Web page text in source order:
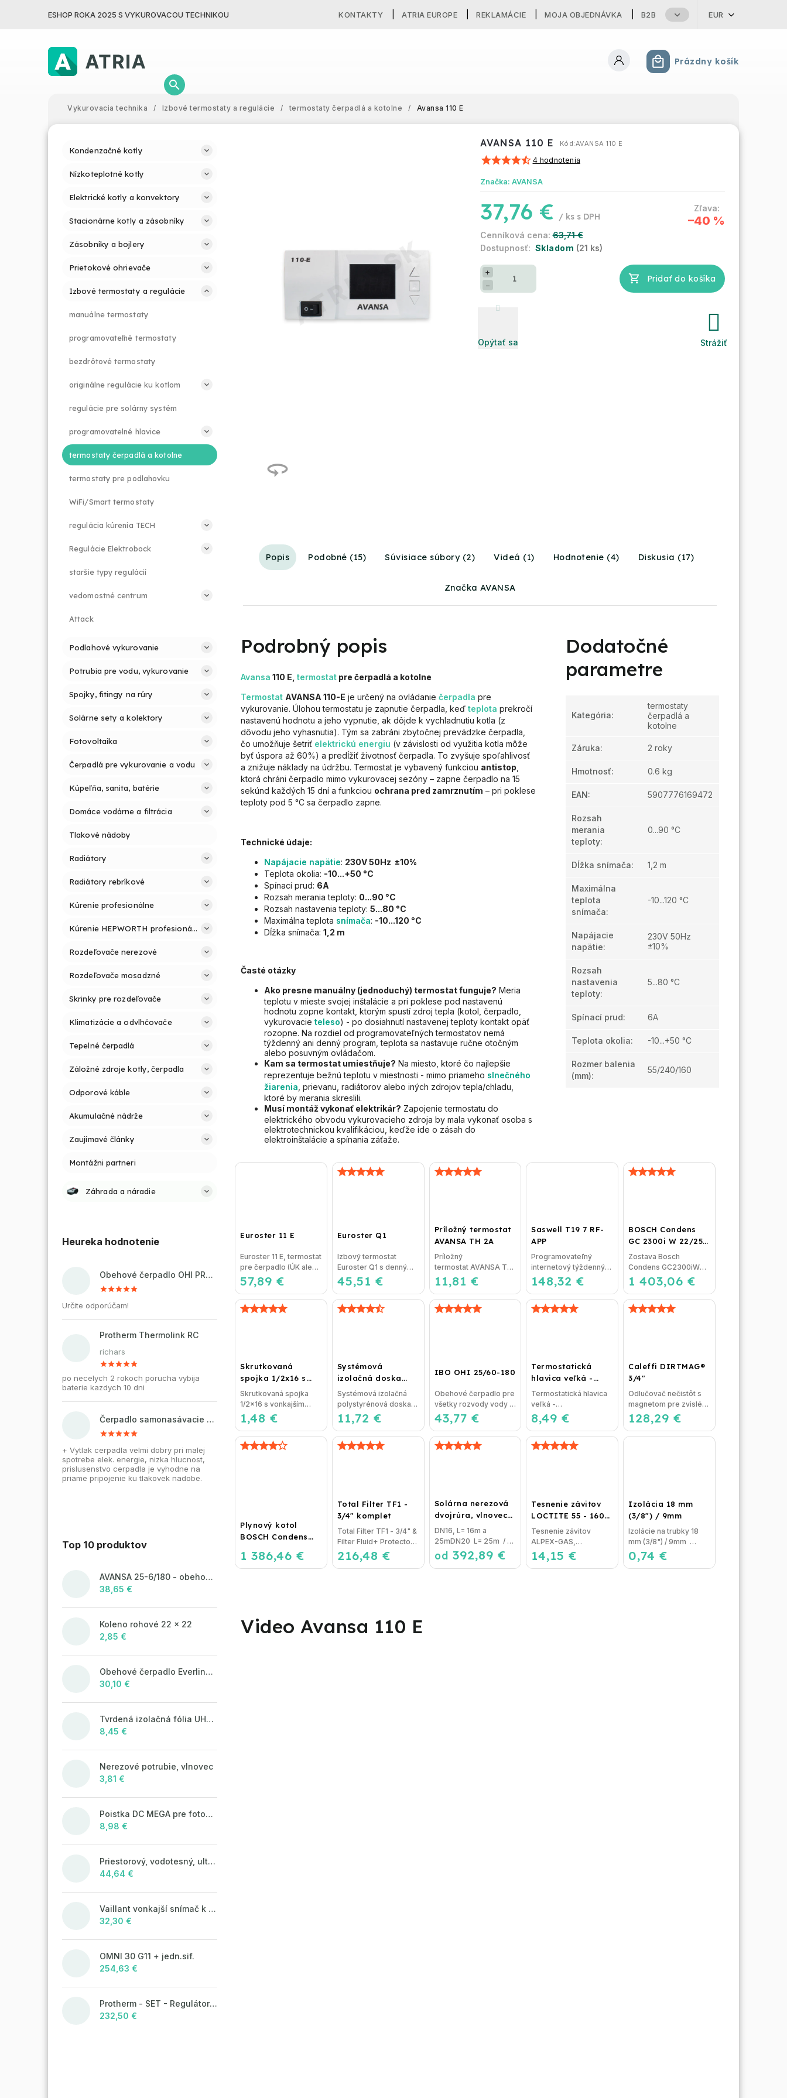
ESHOP ROKA 2025 S VYKUROVACOU TECHNIKOU KONTAKTY ATRIA EUROPE REKLAMÁCIE MOJA OBJEDNÁVKA B2B EUR
Nákupný košík
Prázdny košík
Vykurovacia technika / Izbové termostaty a regulácie / termostaty čerpadlá a kotolne / Avansa 110 E
Kondenzačné kotly
Nízkoteplotné kotly
Elektrické kotly a konvektory
Stacionárne kotly a zásobníky
Zásobníky a bojlery
Prietokové ohrievače
Izbové termostaty a regulácie
manuálne termostaty
programovateľné termostaty
bezdrôtové termostaty
originálne regulácie ku kotlom
regulácie pre solárny systém
programovatelné hlavice
termostaty čerpadlá a kotolne
termostaty pre podlahovku
WiFi/Smart termostaty
regulácia kúrenia TECH
Regulácie Elektrobock
staršie typy regulácií
vedomostné centrum
Attack
Podlahové vykurovanie
Potrubia pre vodu, vykurovanie
Spojky, fitingy na rúry
Solárne sety a kolektory
Fotovoltaika
Čerpadlá pre vykurovanie a vodu
Kúpeľňa, sanita, batérie
Domáce vodárne a filtrácia
Tlakové nádoby
Radiátory
Radiátory rebríkové
Kúrenie profesionálne
Kúrenie HEPWORTH profesionálne a jednoducho
Rozdeľovače nerezové
Rozdeľovače mosadzné
Skrinky pre rozdeľovače
Klimatizácie a odvlhčovače
Tepelné čerpadlá
Záložné zdroje kotly, čerpadla
Odporové káble
Akumulačné nádrže
Zaujímavé články
Montážni partneri
Záhrada a náradie
Heureka hodnotenie
Obehové čerpadlo OHI PRO 32-60/180 pre kúrenie a cirkuláciu vody
Určite odporúčam!
Protherm Thermolink RC
richars
po necelych 2 rokoch porucha vybija
baterie kazdych 10 dni
Čerpadlo samonasávacie WZI 750 na vodu, povrchové, liatinové
+ Vytlak cerpadla velmi dobry pri malej
spotrebe elek. energie, nizka hlucnost,
prislusenstvo cerpadla je vyhodne na
priame pripojenie ku tlakovek nadobe.
Top 10 produktov
AVANSA 25-6/180 - obehové čerpadlo, pripojovací závit 6/4"
38,65 €
Koleno rohové 22 x 22
2,85 €
Obehové čerpadlo Everline 25/4/180
30,10 €
Tvrdená izolačná fólia UHP50 (STIROTERMAL SOLO)
8,45 €
Nerezové potrubie, vlnovec
3,81 €
Poistka DC MEGA pre fotovoltaické systémy 125A/80V
8,98 €
Priestorový, vodotesný, ultrazvukový plašič na kuny, myši a potkany DRAGON ULTRASONIC CH360 - napájanie na batérie 4xAA
44,64 €
Vaillant vonkajší snímač k ekvitermickým reguláciám
32,30 €
OMNI 30 G11 + jedn.sif.
254,63 €
Protherm - SET - Regulátor MiGo Select + brána MiGo Link
232,50 €
AVANSA 110 E Kód:AVANSA 110 E
4 hodnotenia
Značka: AVANSA
63,71 €
–40 %
37,76 € / ks
Skladom (21 ks)
+
−
Pridať do košíka
Opýtať sa Strážiť
Popis Podobné (15) Súvisiace súbory (2) Videá (1) Hodnotenie (4) Diskusia (17)
Značka AVANSA
Podrobný popis
Avansa 110 E, termostat pre čerpadlá a kotolne
Termostat AVANSA 110-E je určený na ovládanie čerpadla pre
vykurovanie. Úlohou termostatu je zapnutie čerpadla, keď teplota prekročí
nastavenú hodnotu a jeho vypnutie, ak dôjde k vychladnutiu kotla (z
dôvodu jeho vyhasnutia). Tým sa zabráni zbytočnej prevádzke čerpadla,
čo umožňuje šetriť elektrickú energiu (v závislosti od využitia kotla môže
byť úspora až 60%) a predĺžiť životnosť čerpadla. To zvyšuje spoľahlivosť
a znižuje náklady na údržbu. Termostat je vybavený funkciou antistop
ktorá chráni čerpadlo mimo vykurovacej sezóny – zapne čerpadlo na 15
sekúnd každých 15 dní a funkciou ochrana pred zamrznutím – pri poklese
teploty pod 5 °C sa čerpadlo zapne.
Technické údaje:
Napájacie napätie: 230V 50Hz ±10%
Teplota okolia: -10...+50 °C
Spínací prud: 6A
Rozsah merania teploty: 0...90 °C
Rozsah nastavenia teploty: 5...80 °C
Maximálna teplota snímača: -10...120 °C
Dĺžka snímača: 1,2 m
Časté otázky
Ako presne manuálny (jednoduchý) termostat funguje? Meria
teplotu v mieste svojej inštalácie a pri poklese pod nastavenú
hodnotu zopne kontakt, ktorým spustí zdroj tepla (kotol, čerpadlo,
vykurovacie teleso) - po dosiahnutí nastavenej teploty kontakt opäť
rozopne. Na rozdiel od programovateľných termostatov nemá
týždenný ani denný program, teplota sa nastavuje ručne otočným
alebo posuvným ovládačom.
Kam sa termostat umiestňuje? Na miesto, ktoré čo najlepšie
reprezentuje bežnú teplotu v miestnosti - mimo priameho slnečného
žiarenia , prievanu, radiátorov alebo iných zdrojov tepla/chladu,
ktoré by merania skreslili.
Musí montáž vykonať elektrikár? Zapojenie termostatu do
elektrického obvodu vykurovacieho zdroja by mala vykonať osoba s
elektrotechnickou kvalifikáciou, keďže ide o zásah do
elektroinštalácie a spínania záťaže.
Dodatočné
parametre
Kategória:
termostaty
čerpadlá a
kotolne
Záruka: 2 roky
Hmotnosť: 0.6 kg
EAN: 5907776169472
Rozsah
merania
teploty:
0...90 °C
Dĺžka snímača: 1,2 m
Maximálna
teplota
snímača:
-10...120 °C
Napájacie
napätie:
230V 50Hz
±10%
Rozsah
nastavenia
teploty:
5...80 °C
Spínací prud: 6A
Teplota okolia: -10...+50 °C
Rozmer balenia
(mm):
55/240/160
Euroster 11 E
57,89 €
Euroster 11 E, termostat
pre čerpadlo (ÚK alebo
TÚV) Programovateľný
regulátor s...
Euroster Q1
45,51 €
Izbový termostat
Euroster Q1 s denným
programom (poznáme
aj ako EQ1) Termostat...
Príložný termostat
AVANSA TH 2A
11,81 €
Príložný
termostat AVANSA TH
2A na obehové
čerpadlo slúži na...
Saswell T19 7 RF-
APP
148,32 €
Programovateľný
internetový týždenný
termostat Saswell T19
7 RF-APP Možnosť...
BOSCH Condens
GC 2300i W 22/25
C + CR 120
1 403,06 €
Zostava Bosch
Condens GC2300iW
22/25C CR 120 -
Condens 2300iW
22/25 C -...
Skrutkovaná
spojka 1/2x16 s
vonkajším závitom
1,48 €
Skrutkovaná spojka
1/2x16 s vonkajším
závitom bez nutnosti
lisovania,...
Systémová
izolačná doska
UHP55 pre
podlahové kúrenie
(STIROTERMAL
BASIC)
11,72 €
Systémová izolačná
polystyrénová doska
UHP55 (STIROTERMAL
BASIC) so zvýšenou...
IBO OHI 25/60-180
43,77 €
Obehové čerpadlo pre
všetky rozvody vody v
dome IBO OHI 25/60-
180 ...
Termostatická
hlavica veľká -
lakovaná
8,49 €
Termostatická hlavica
veľká -
lakovaná rozmer : M30
x 1,5,rozsah regulácie
:...
Caleffi DIRTMAG®
3/4"
128,29 €
Odlučovač nečistôt s
magnetom pre zvislé aj
vodorovné potrubie
CALEFFI DIRTMAG®...
Plynový kotol
BOSCH Condens
Závesný
kondenzačný
1 386,46 €
Total Filter TF1 -
3/4" komplet
216,48 €
Total Filter TF1 - 3/4" &
Filter Fluid+ Protector
Prevratná novinka
vo filtrácií...
Solárna nerezová
dvojrúra, vlnovec
BiSolar
od 392,89 €
DN16, L= 16m a
25mDN20 L= 25m / s
káblom a s izoláciou
PES o...
Tesnenie závitov
LOCTITE 55 - 160
m, návin
14,15 €
Tesnenie závitov
ALPEX-GAS,
IVAR.LOCTITE 55,
balenie: 160 m,...
Izolácia 18 mm
(3/8") / 9mm
0,74 €
Izolácie na trubky 18
mm (3/8") / 9mm
Izolácia na potrubie,
alebo izolačná...
Video Avansa 110 E